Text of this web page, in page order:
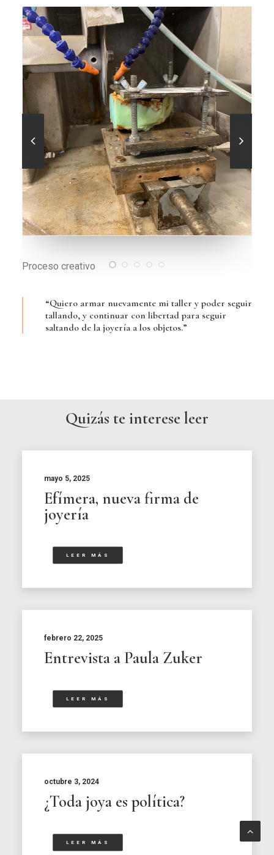
Las piedras, su material favorito
“Quiero armar nuevamente mi taller y poder seguir
tallando, y continuar con libertad para seguir
saltando de la joyería a los objetos.”
Quizás te interese leer
mayo 5, 2025
Efímera, nueva firma de
joyería
LEER MÁS
febrero 22, 2025
Entrevista a Paula Zuker
LEER MÁS
octubre 3, 2024
¿Toda joya es política?
LEER MÁS